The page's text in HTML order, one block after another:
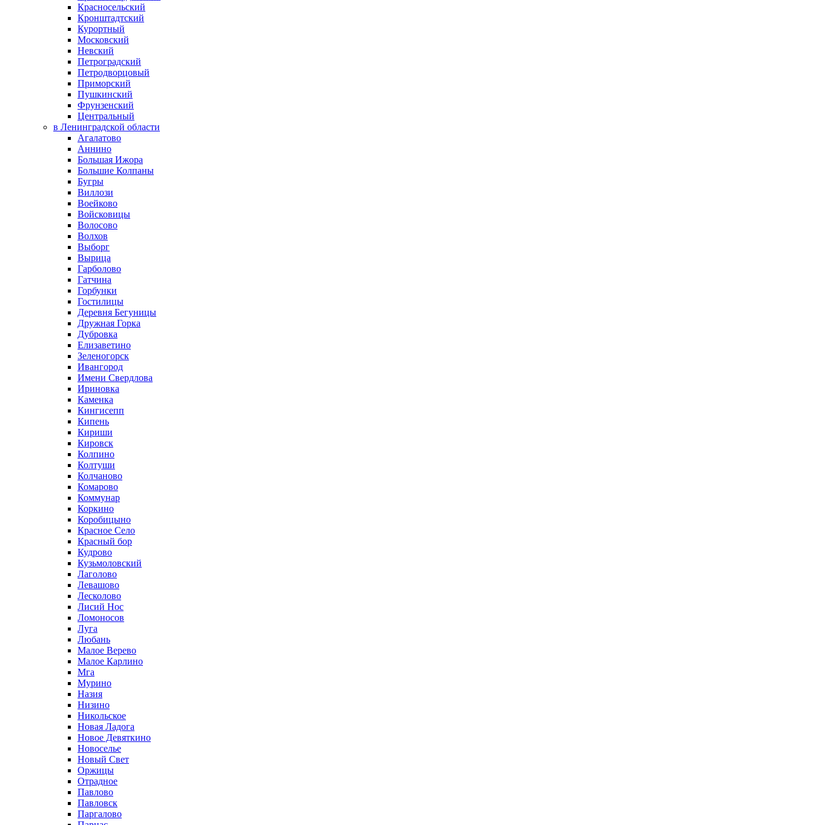
Красносельский
Кронштадтский
Курортный
Московский
Невский
Петроградский
Петродворцовый
Приморский
Пушкинский
Фрунзенский
Центральный
в Ленинградской области
Агалатово
Аннино
Большая Ижора
Большие Колпаны
Бугры
Виллози
Воейково
Войсковицы
Волосово
Волхов
Выборг
Вырица
Гарболово
Гатчина
Горбунки
Гостилицы
Деревня Бегуницы
Дружная Горка
Дубровка
Елизаветино
Зеленогорск
Ивангород
Имени Свердлова
Ириновка
Каменка
Кингисепп
Кипень
Кириши
Кировск
Колпино
Колтуши
Колчаново
Комарово
Коммунар
Коркино
Коробицыно
Красное Село
Красный бор
Кудрово
Кузьмоловский
Лаголово
Левашово
Лесколово
Лисий Нос
Ломоносов
Луга
Любань
Малое Верево
Малое Карлино
Мга
Мурино
Назия
Низино
Никольское
Новая Ладога
Новое Девяткино
Новоселье
Новый Свет
Оржицы
Отрадное
Павлово
Павловск
Паргалово